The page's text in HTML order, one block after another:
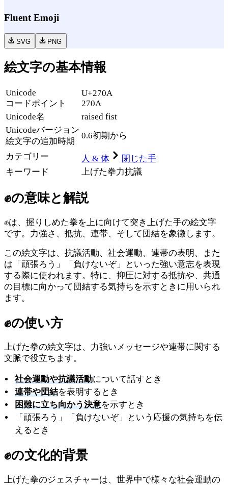
Fluent Emoji
SVG PNG
絵文字の基本情報
Unicode
コードポイント
U+270A
270A
Unicode名
raised fist
Unicodeバージョン
絵文字の追加時期
0.6初期から
カテゴリー 人 & 体
閉じた手
キーワード
上げた拳力抗議
✊の意味と解説
✊は、握りしめた拳を上に向けて突き上げた手の絵文字
です。力強さ、抵抗、連帯、そして団結を象徴します。
この絵文字は、抗議活動、社会運動、連帯の表明、また
は「頑張ろう」「負けないぞ」といった強い意志を表現
する際に使われます。特に、抑圧に対する抵抗や、共通
の目標に向かって団結する気持ちを示すときに用いられ
ます。
✊の使い方
上げた拳の絵文字は、力強いメッセージや連帯に関する
文脈で役立ちます。
社会運動や抗議活動について話すとき
連帯や団結を表明するとき
困難に立ち向かう決意を示すとき
「頑張ろう」「負けないぞ」という応援の気持ちを伝
えるとき
✊の文化的背景
上げた拳のジェスチャーは、世界中で様々な社会運動の